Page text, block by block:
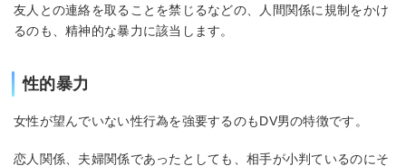
友人との連絡を取ることを禁じるなどの、人間関係に規制をかけ
るのも、精神的な暴力に該当します。
性的暴力
女性が望んでいない性行為を強要するのもDV男の特徴です。
恋人関係、夫婦関係であったとしても、相手が小判ているのにそ